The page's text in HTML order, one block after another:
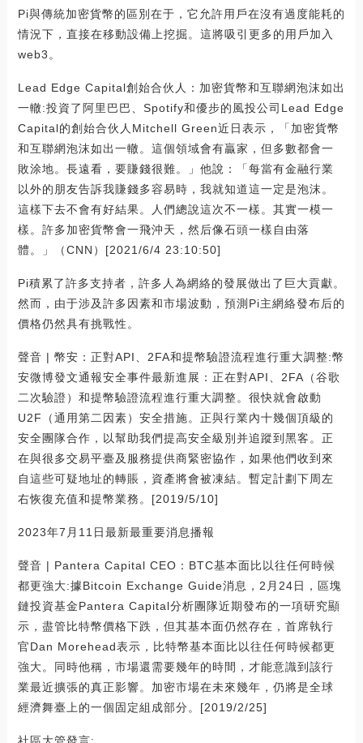
Pi與傳統加密貨幣的區別在于，它允許用戶在沒有過度能耗的
情況下，直接在移動設備上挖掘。這將吸引更多的用戶加入
web3。
Lead Edge Capital創始合伙人：加密貨幣和互聯網泡沫如出
一轍:投資了阿里巴巴、Spotify和優步的風投公司Lead Edge
Capital的創始合伙人Mitchell Green近日表示，「加密貨幣
和互聯網泡沫如出一轍。這個領域會有贏家，但多數都會一
敗涂地。長遠看，要賺錢很難。」他說：「每當有金融行業
以外的朋友告訴我賺錢多容易時，我就知道這一定是泡沫。
這樣下去不會有好結果。人們總說這次不一樣。其實一模一
樣。許多加密貨幣會一飛沖天，然后像石頭一樣自由落
體。」（CNN）[2021/6/4 23:10:50]
Pi積累了許多支持者，許多人為網絡的發展做出了巨大貢獻。
然而，由于涉及許多因素和市場波動，預測Pi主網絡發布后的
價格仍然具有挑戰性。
聲音 | 幣安：正對API、2FA和提幣驗證流程進行重大調整:幣
安微博發文通報安全事件最新進展：正在對API、2FA（谷歌
二次驗證）和提幣驗證流程進行重大調整。很快就會啟動
U2F（通用第二因素）安全措施。正與行業內十幾個頂級的
安全團隊合作，以幫助我們提高安全級別并追蹤到黑客。正
在與很多交易平臺及服務提供商緊密協作，如果他們收到來
自這些可疑地址的轉賬，資產將會被凍結。暫定計劃下周左
右恢復充值和提幣業務。[2019/5/10]
2023年7月11日最新最重要消息播報
聲音 | Pantera Capital CEO：BTC基本面比以往任何時候
都更強大:據Bitcoin Exchange Guide消息，2月24日，區塊
鏈投資基金Pantera Capital分析團隊近期發布的一項研究顯
示，盡管比特幣價格下跌，但其基本面仍然存在，首席執行
官Dan Morehead表示，比特幣基本面比以往任何時候都更
強大。同時他稱，市場還需要幾年的時間，才能意識到該行
業最近擴張的真正影響。加密市場在未來幾年，仍將是全球
經濟舞臺上的一個固定組成部分。[2019/2/25]